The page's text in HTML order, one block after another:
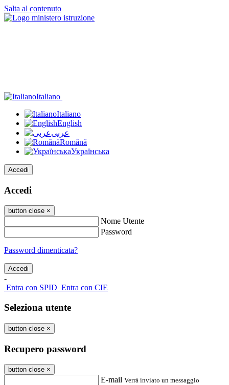
Salta al contenuto
Italiano
Italiano
English
عربى
Română
Українська
Accedi
Accedi
button close ×
Nome Utente
Password
Password dimenticata?
-
Entra con SPID Entra con CIE
Seleziona utente
button close ×
Recupero password
button close ×
E-mail Verrà inviato un messaggio